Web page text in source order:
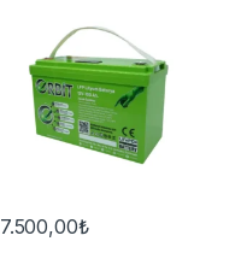
₺